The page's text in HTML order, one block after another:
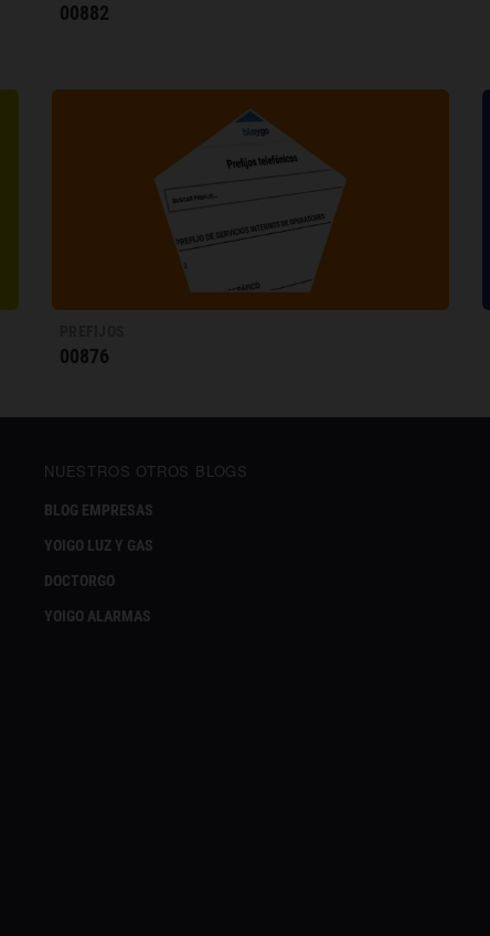
00882
00876
NUESTROS OTROS BLOGS
BLOG EMPRESAS
YOIGO LUZ Y GAS
DOCTORGO
YOIGO ALARMAS